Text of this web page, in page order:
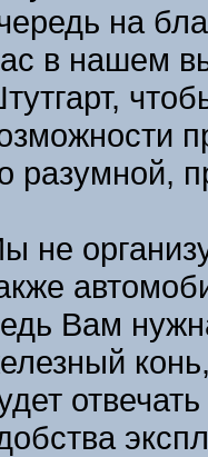
на
в нашем
разумной,
не
Вам